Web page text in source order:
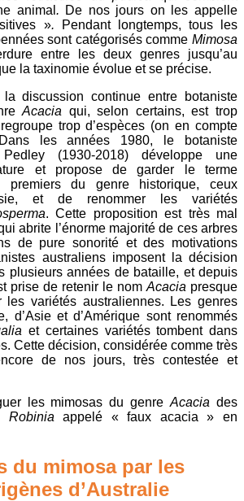
animal . De nos jours on les appelle
». Pendant longtemps, tous les
sont catégorisés comme Mimosa
entre les deux genres jusqu’au
la taxinomie évolue et se précise.
discussion continue entre botaniste
Acacia qui, selon certains, est trop
trop d’espèces (on en compte
les années 1980, le botaniste
(1930-2018) développe une
et propose de garder le terme
du genre historique, ceux
et de renommer les variétés
. Cette proposition est très mal
abrite l’énorme majorité de ces arbres
de pure sonorité et des motivations
australiens imposent la décision
plusieurs années de bataille, et depuis
prise de retenir le nom Acacia presque
les variétés australiennes. Les genres
d’Asie et d’Amérique sont renommés
et certaines variétés tombent dans
Cette décision, considérée comme très
de nos jours, très contestée et
les mimosas du genreAcaciades
Robiniaappelé « faux acacia » en
du mimosa par les
d’Australie